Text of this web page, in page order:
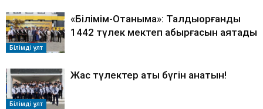
Білімді ұлт
«Білімім-Отаныма»: Талдықорғандық
1442 түлек мектеп қабырғасын аяқтады
Білімді ұлт
Жас түлектер қақты бүгін қанатын!